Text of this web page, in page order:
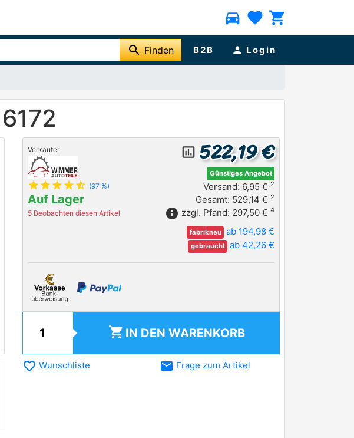
directions_car favorite shopping_cart
search Finden B2B person Login
Verkäufer
star star star star star_half (97 %)
Auf Lager
5 Beobachten diesen Artikel
insert_chart_outlined 522,19 €
Günstiges Angebot
Versand: 6,95 € 2
Gesamt: 529,14 € 2
info zzgl. Pfand: 297,50 € 4
fabrikneu ab 194,98 €
gebraucht ab 42,26 €
shopping_cart IN DEN WARENKORB
favorite_border Wunschliste email Frage zum Artikel